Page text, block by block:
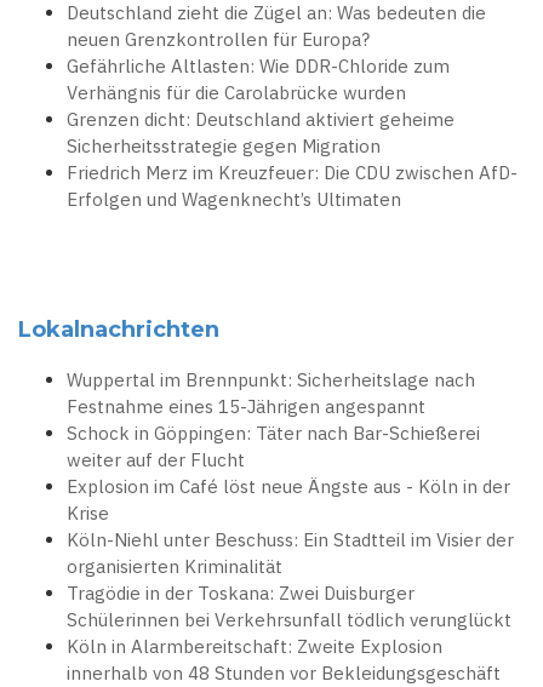
Deutschland zieht die Zügel an: Was bedeuten die
neuen Grenzkontrollen für Europa?
Gefährliche Altlasten: Wie DDR-Chloride zum
Verhängnis für die Carolabrücke wurden
Grenzen dicht: Deutschland aktiviert geheime
Sicherheitsstrategie gegen Migration
Friedrich Merz im Kreuzfeuer: Die CDU zwischen AfD-
Erfolgen und Wagenknecht’s Ultimaten
Lokalnachrichten
Wuppertal im Brennpunkt: Sicherheitslage nach
Festnahme eines 15-Jährigen angespannt
Schock in Göppingen: Täter nach Bar-Schießerei
weiter auf der Flucht
Explosion im Café löst neue Ängste aus - Köln in der
Krise
Köln-Niehl unter Beschuss: Ein Stadtteil im Visier der
organisierten Kriminalität
Tragödie in der Toskana: Zwei Duisburger
Schülerinnen bei Verkehrsunfall tödlich verunglückt
Köln in Alarmbereitschaft: Zweite Explosion
innerhalb von 48 Stunden vor Bekleidungsgeschäft